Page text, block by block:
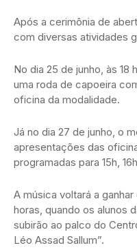
Após a cerimônia de
com diversas atividades
No dia 25 de junho, às 18
uma roda de capoeira
oficina da modalidade.
Já no dia 27 de junho, o
apresentações das
programadas para 15h,
A música voltará a ganhar
horas, quando os alunos
subirão ao palco do
Léo Assad Sallum”.